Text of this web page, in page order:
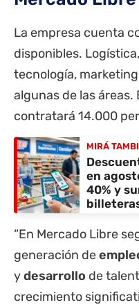
La empresa cuenta
disponibles.
tecnología,
algunas de las áreas.
contratará 14.000
MIRÁ
en
40% y
“En Mercado Libre
generación de
ydesarrollo de
crecimiento